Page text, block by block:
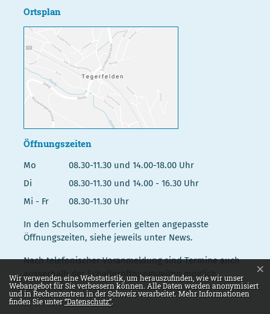
Ortsplan
Öffnungszeiten
Mo
08.30-11.30 und 14.00-18.00 Uhr
Di
08.30-11.30 und 14.00 - 16.30 Uhr
Mi - Fr
08.30-11.30 Uhr
In den Schulsommerferien gelten angepasste
Öffnungszeiten, siehe jeweils unter News.
Nach telefonischer Voranmeldung sind Termine auch
ausserhalb der Schalteröffnungszeiten möglich.
Webstatistik
Wir verwenden eine Webstatistik, um herauszufinden, wie wir unser
Webangebot für Sie verbessern können. Alle Daten werden anonymisiert
und in Rechenzentren in der Schweiz verarbeitet. Mehr Informationen
finden Sie unter“Datenschutz“.
×